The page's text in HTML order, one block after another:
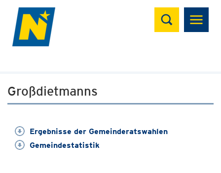
Suchen
Großdietmanns
Ergebnisse der Gemeinderatswahlen
Gemeindestatistik